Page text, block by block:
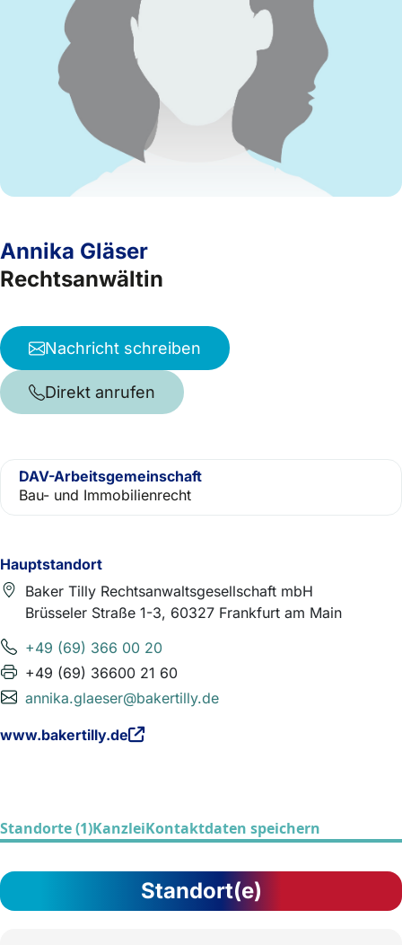
Hauptstandort
Baker Tilly Rechtsanwaltsgesellschaft mbH
Brüsseler Straße 1-3, 60327 Frankfurt am Main
+49 (69) 366 00 20
+49 (69) 36600 21 60
annika.glaeser@bakertilly.de
www.bakertilly.de
Annika Gläser
Rechtsanwältin
Nachricht schreiben
Direkt anrufen
DAV-Arbeitsgemeinschaft
Bau- und Immobilienrecht
Standorte (1)KanzleiKontaktdaten speichern
Standort(e)